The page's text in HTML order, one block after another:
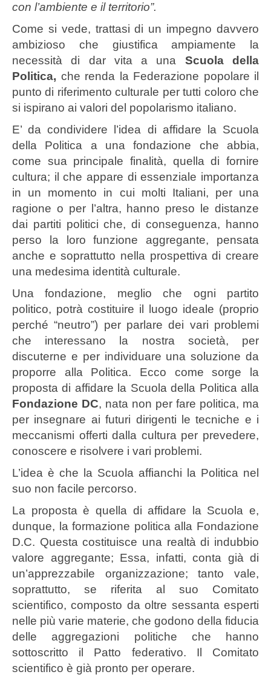
con l’ambiente e il territorio”.
Come si vede, trattasi di un impegno davvero
ambizioso che giustifica ampiamente la
necessità di dar vita a una Scuola della
Politica, che renda la Federazione popolare il
punto di riferimento culturale per tutti coloro che
si ispirano ai valori del popolarismo italiano.
E’ da condividere l’idea di affidare la Scuola
della Politica a una fondazione che abbia,
come sua principale finalità, quella di fornire
cultura; il che appare di essenziale importanza
in un momento in cui molti Italiani, per una
ragione o per l’altra, hanno preso le distanze
dai partiti politici che, di conseguenza, hanno
perso la loro funzione aggregante, pensata
anche e soprattutto nella prospettiva di creare
una medesima identità culturale.
Una fondazione, meglio che ogni partito
politico, potrà costituire il luogo ideale (proprio
perché “neutro”) per parlare dei vari problemi
che interessano la nostra società, per
discuterne e per individuare una soluzione da
proporre alla Politica. Ecco come sorge la
proposta di affidare la Scuola della Politica alla
Fondazione DC, nata non per fare politica, ma
per insegnare ai futuri dirigenti le tecniche e i
meccanismi offerti dalla cultura per prevedere,
conoscere e risolvere i vari problemi.
L’idea è che la Scuola affianchi la Politica nel
suo non facile percorso.
La proposta è quella di affidare la Scuola e,
dunque, la formazione politica alla Fondazione
D.C. Questa costituisce una realtà di indubbio
valore aggregante; Essa, infatti, conta già di
un’apprezzabile organizzazione; tanto vale,
soprattutto, se riferita al suo Comitato
scientifico, composto da oltre sessanta esperti
nelle più varie materie, che godono della fiducia
delle aggregazioni politiche che hanno
sottoscritto il Patto federativo. Il Comitato
scientifico è già pronto per operare.